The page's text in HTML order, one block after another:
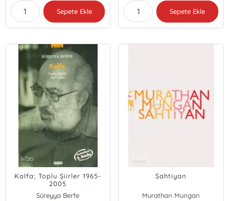
Sepete Ekle Sepete Ekle
Kalfa; Toplu Şiirler 1965-
2005
Süreyya Berfe
Sahtiyan
Murathan Mungan